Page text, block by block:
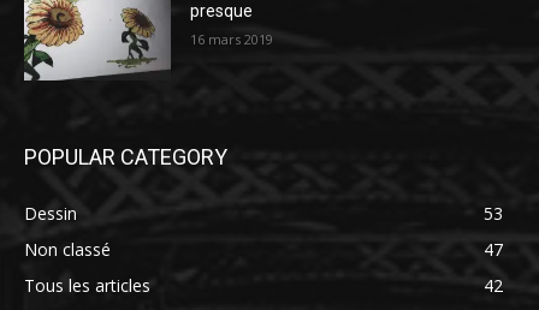
presque
16 mars 2019
POPULAR CATEGORY
Dessin
53
Non classé
47
Tous les articles
42